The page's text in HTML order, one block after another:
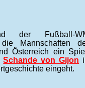
der Fußball-
die Mannschaften
Österreich ein
Schande von Gijon
eingeht.